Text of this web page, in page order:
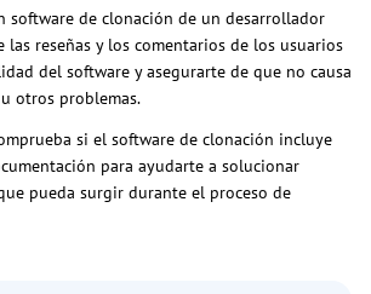
software de clonación de un desarrollador
las reseñas y los comentarios de los usuarios
del software y asegurarte de que no causa
otros problemas.
si el software de clonación incluye
para ayudarte a solucionar
pueda surgir durante el proceso de